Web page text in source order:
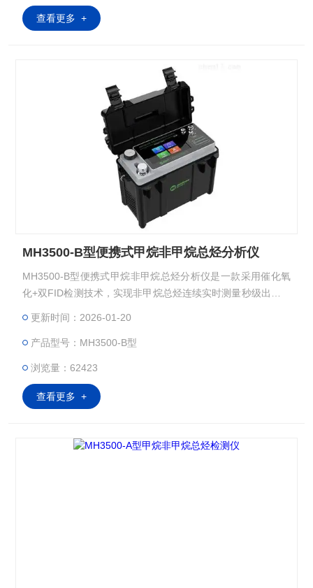
查看更多 +
MH3500-B型便携式甲烷非甲烷总烃分析仪
MH3500-B型便携式甲烷非甲烷总烃分析仪是一款采用催化氧
化+双FID检测技术，实现非甲烷总烃连续实时测量秒级出数的
气体检测。
更新时间：2026-01-20
产品型号：MH3500-B型
浏览量：62423
查看更多 +